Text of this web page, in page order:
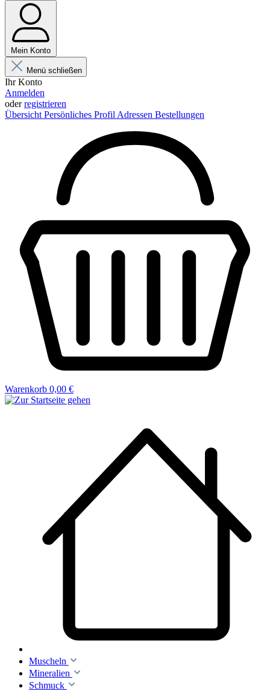
Mein Konto
Menü schließen
Ihr Konto
Anmelden
oderregistrieren
Übersicht Persönliches Profil Adressen Bestellungen
Warenkorb 0,00 €
Muscheln
Mineralien
Schmuck